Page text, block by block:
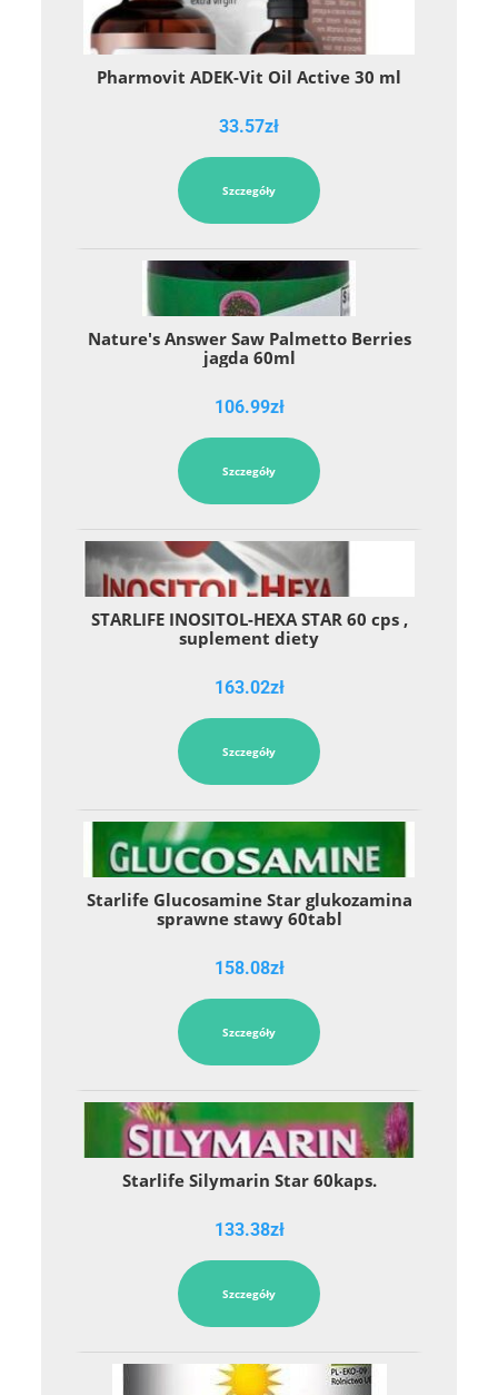
Pharmovit ADEK-Vit Oil Active 30 ml
33.57zł
Szczegóły
Nature's Answer Saw Palmetto Berries
jagda 60ml
106.99zł
Szczegóły
STARLIFE INOSITOL-HEXA STAR 60 cps ,
suplement diety
163.02zł
Szczegóły
Starlife Glucosamine Star glukozamina
sprawne stawy 60tabl
158.08zł
Szczegóły
Starlife Silymarin Star 60kaps.
133.38zł
Szczegóły